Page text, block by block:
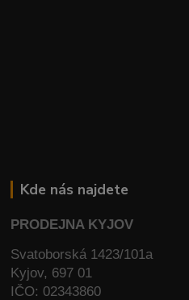
Kde nás najdete
PRODEJNA KYJOV
Svatoborská 1423/101a
Kyjov, 697 01
IČO: 02343860